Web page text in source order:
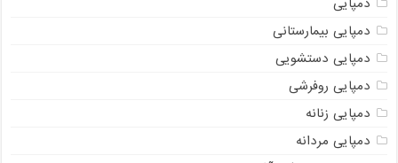
دمپایی بیمارستانی
دمپایی دستشویی
دمپایی روفرشی
دمپایی زنانه
دمپایی مردانه